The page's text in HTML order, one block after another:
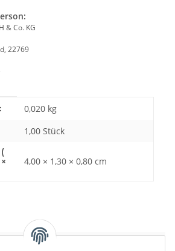
& Co. KG
22769
0,020 kg
1,00 Stück
4,00 × 1,30 × 0,80 cm